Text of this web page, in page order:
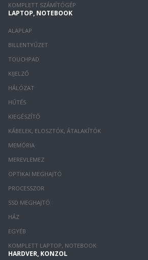
KOMPLETT SZÁMÍTÓGÉP
LAPTOP, NOTEBOOK
ALAPLAP
BILLENTYŰZET
TOUCHPAD
KIJELZŐ
HÁLÓZAT
HŰTÉS
KIEGÉSZÍTŐ
KÁBELEK, ELOSZTÓK, ÁTALAKÍTÓK
MEMÓRIA
MEREVLEMEZ
OPTIKAI MEGHAJTÓ
PROCESSZOR
SSD MEGHAJTÓ
HÁZ
EGYÉB
KOMPLETT LAPTOP, NOTEBOOK
HARDVER, KONZOL